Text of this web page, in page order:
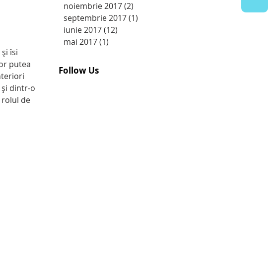
îsi
putea
dintr-o
rolul de
noiembrie 2017(2)
septembrie 2017(1)
iunie 2017(12)
mai 2017(1)
Follow Us